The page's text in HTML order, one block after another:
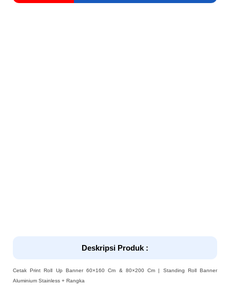
Deskripsi Produk :
Cetak Print Roll Up Banner 60×160 Cm & 80×200 Cm | Standing Roll Banner
Aluminium Stainless + Rangka